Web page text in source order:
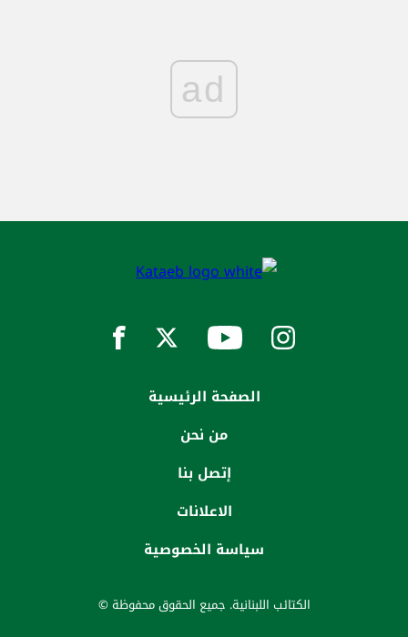
ad
الصفحة الرئيسية
من نحن
إتصل بنا
الاعلانات
سياسة الخصوصية
الكتائب اللبنانية. جميع الحقوق محفوظة ©